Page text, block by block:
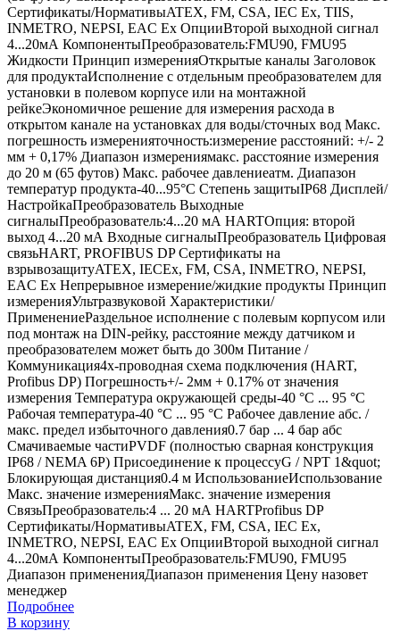
Сертификаты/НормативыATEX, FM, CSA, IEC Ex, TIIS,
INMETRO, NEPSI, EAC Ex ОпцииВторой выходной сигнал
4...20мА КомпонентыПреобразователь:FMU90, FMU95
Жидкости Принцип измеренияОткрытые каналы Заголовок
для продуктаИсполнение с отдельным преобразователем для
установки в полевом корпусе или на монтажной
рейкеЭкономичное решение для измерения расхода в
открытом канале на установках для воды/сточных вод Макс.
погрешность измеренияточность:измерение расстояний: +/- 2
мм + 0,17% Диапазон измерениямакс. расстояние измерения
до 20 м (65 футов) Макс. рабочее давлениеатм. Диапазон
температур продукта-40...95°C Степень защитыIP68 Дисплей/
НастройкаПреобразователь Выходные
сигналыПреобразователь:4...20 мА HARTОпция: второй
выход 4...20 мА Входные сигналыПреобразователь Цифровая
связьHART, PROFIBUS DP Сертификаты на
взрывозащитуATEX, IECEx, FM, CSA, INMETRO, NEPSI,
EAC Ex Непрерывное измерение/жидкие продукты Принцип
измеренияУльтразвуковой Характеристики/
ПрименениеРаздельное исполнение с полевым корпусом или
под монтаж на DIN-рейку, расстояние между датчиком и
преобразователем может быть до 300м Питание /
Коммуникация4х-проводная схема подключения (HART,
Profibus DP) Погрешность+/- 2мм + 0.17% от значения
измерения Температура окружающей среды-40 °C ... 95 °C
Рабочая температура-40 °C ... 95 °C Рабочее давление абс. /
макс. предел избыточного давления0.7 бар ... 4 бар абс
Смачиваемые частиPVDF (полностью сварная конструкция
IP68 / NEMA 6P) Присоединение к процессуG / NPT 1&quot;
Блокирующая дистанция0.4 м ИспользованиеИспользование
Макс. значение измеренияМакс. значение измерения
СвязьПреобразователь:4 ... 20 мА HARTProfibus DP
Сертификаты/НормативыATEX, FM, CSA, IEC Ex,
INMETRO, NEPSI, EAC Ex ОпцииВторой выходной сигнал
4...20мА КомпонентыПреобразователь:FMU90, FMU95
Диапазон примененияДиапазон применения Цену назовет
менеджер
Подробнее
В корзину